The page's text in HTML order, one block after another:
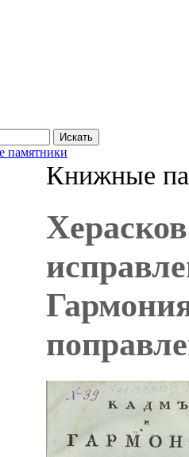
Искать
памятники
Книжные